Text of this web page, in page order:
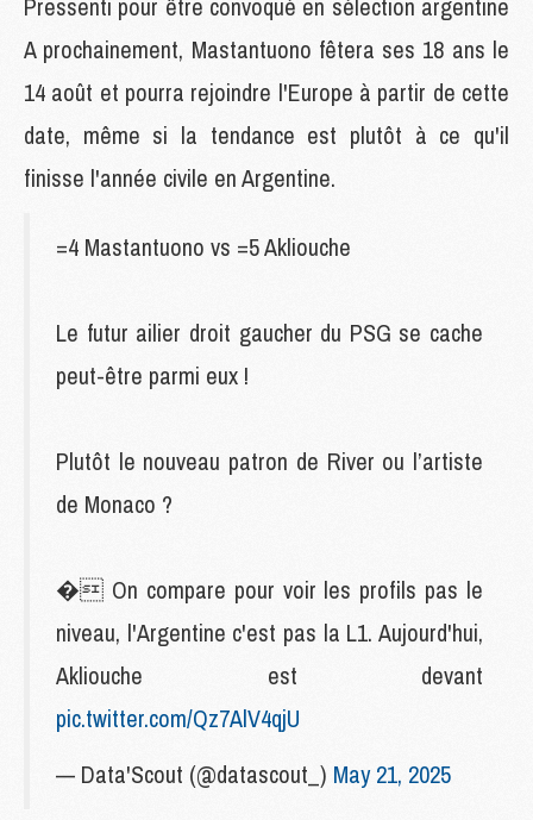
A prochainement, Mastantuono fêtera ses 18 ans le
14 août et pourra rejoindre l'Europe à partir de cette
date, même si la tendance est plutôt à ce qu'il
finisse l'année civile en Argentine.
=4 Mastantuono vs =5 Akliouche
Le futur ailier droit gaucher du PSG se cache
peut-être parmi eux !
Plutôt le nouveau patron de River ou l’artiste
de Monaco ?
� On compare pour voir les profils pas le
niveau, l'Argentine c'est pas la L1. Aujourd'hui,
Akliouche est devant
pic.twitter.com/Qz7AlV4qjU
— Data'Scout (@datascout_) May 21, 2025